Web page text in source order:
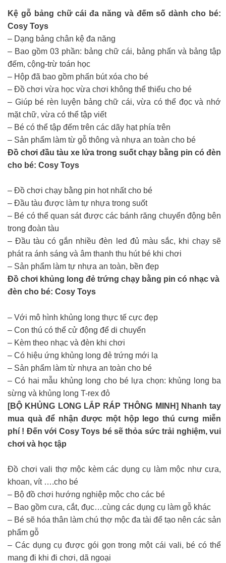
Kệ gỗ bảng chữ cái đa năng và đếm số dành cho bé:
Cosy Toys
– Dạng bảng chân kệ đa năng
– Bao gồm 03 phần: bảng chữ cái, bảng phấn và bảng tập
đếm, cộng-trừ toán học
– Hộp đã bao gồm phấn bút xóa cho bé
– Đồ chơi vừa học vừa chơi không thể thiếu cho bé
– Giúp bé rèn luyện bảng chữ cái, vừa có thể đọc và nhớ
mặt chữ, vừa có thể tập viết
– Bé có thể tập đếm trên các dãy hạt phía trên
– Sản phẩm làm từ gỗ thông và nhựa an toàn cho bé
Đồ chơi đầu tàu xe lửa trong suốt chạy bằng pin có đèn
cho bé: Cosy Toys
– Đồ chơi chạy bằng pin hot nhất cho bé
– Đầu tàu được làm tự nhựa trong suốt
– Bé có thể quan sát được các bánh răng chuyển động bên
trong đoàn tàu
– Đầu tàu có gắn nhiều đèn led đủ màu sắc, khi chạy sẽ
phát ra ánh sáng và âm thanh thu hút bé khi chơi
– Sản phẩm làm tự nhựa an toàn, bền đẹp
Đồ chơi khủng long đẻ trứng chạy bằng pin có nhạc và
đèn cho bé: Cosy Toys
– Với mô hình khủng long thực tế cực đẹp
– Con thú có thể cử động để di chuyển
– Kèm theo nhạc và đèn khi chơi
– Có hiệu ứng khủng long đẻ trứng mới lạ
– Sản phẩm làm từ nhựa an toàn cho bé
– Có hai mẫu khủng long cho bé lựa chọn: khủng long ba
sừng và khủng long T-rex đỏ
[BỘ KHỦNG LONG LẮP RÁP THÔNG MINH] Nhanh tay
mua quà để nhận được một hộp lego thú cưng miễn
phí ! Đến với Cosy Toys bé sẽ thỏa sức trải nghiệm, vui
chơi và học tập
Đồ chơi vali thợ mộc kèm các dụng cụ làm mộc như cưa,
khoan, vít ….cho bé
– Bộ đồ chơi hướng nghiệp mộc cho các bé
– Bao gồm cưa, cắt, đục…cùng các dụng cụ làm gỗ khác
– Bé sẽ hóa thân làm chú thợ mộc đa tài để tạo nên các sản
phẩm gỗ
– Các dụng cụ được gói gọn trong một cái vali, bé có thể
mang đi khi đi chơi, dã ngoại